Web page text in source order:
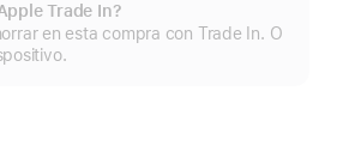
Trade In?
en esta compra con Trade In. O